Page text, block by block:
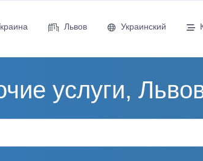
Львов Украинский
услуги,